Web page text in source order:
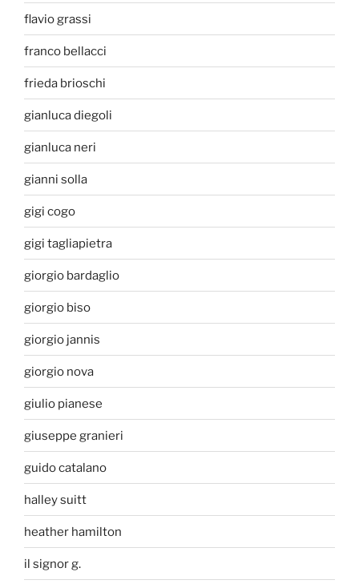
flavio grassi
franco bellacci
frieda brioschi
gianluca diegoli
gianluca neri
gianni solla
gigi cogo
gigi tagliapietra
giorgio bardaglio
giorgio biso
giorgio jannis
giorgio nova
giulio pianese
giuseppe granieri
guido catalano
halley suitt
heather hamilton
il signor g.